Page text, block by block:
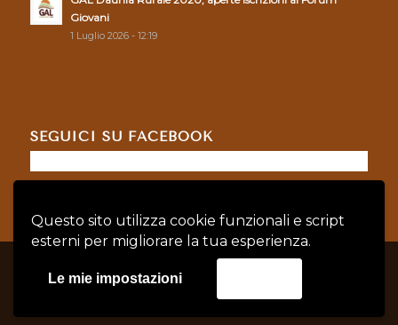
Questo sito utilizza cookie funzionali e script
esterni per migliorare la tua esperienza.
Le mie impostazioni
Giovani
1 Luglio 2026 - 12:19
SEGUICI SU FACEBOOK
Policy| Cookie Policy